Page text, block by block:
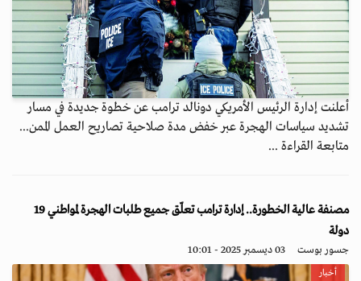
أعلنت إدارة الرئيس الأمريكي دونالد ترامب عن خطوة جديدة في مسار
تشديد سياسات الهجرة عبر خفض مدة صلاحية تصاريح العمل الممن...
متابعة القراءة ...
مصنفة عالية الخطورة.. إدارة ترامب تعلّق جميع طلبات الهجرة لمواطني 19
دولة
جسور بوست 03 ديسمبر 2025 - 10:01
أخبار